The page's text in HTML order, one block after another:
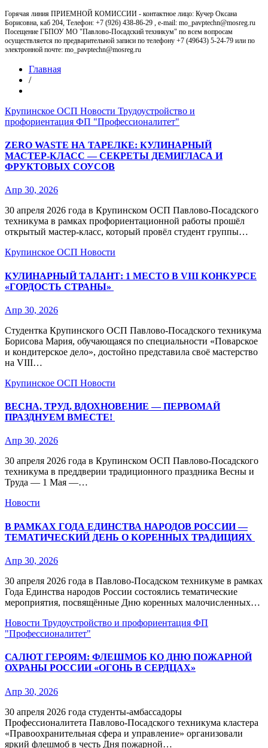
Горячая линия ПРИЕМНОЙ КОМИССИИ - контактное лицо: Кучер Оксана
Борисовна, каб 204, Телефон: +7 (926) 438-86-29 , e-mail: mo_pavptechn@mosreg.ru
Посещение ГБПОУ МО "Павлово-Посадский техникум" по всем вопросам
осуществляется по предварительной записи по телефону +7 (49643) 5-24-79 или по
электронной почте: mo_pavptechn@mosreg.ru
Главная
/
Крупинское ОСП Новости Трудоустройство и
профориентация ФП "Профессионалитет"
ZERO WASTE НА ТАРЕЛКЕ: КУЛИНАРНЫЙ
МАСТЕР‑КЛАСС — СЕКРЕТЫ ДЕМИГЛАСА И
ФРУКТОВЫХ СОУСОВ
Апр 30, 2026
30 апреля 2026 года в Крупинском ОСП Павлово‑Посадского
техникума в рамках профориентационной работы прошёл
открытый мастер‑класс, который провёл студент группы…
Крупинское ОСП Новости
КУЛИНАРНЫЙ ТАЛАНТ: 1 МЕСТО В VIII КОНКУРСЕ
«ГОРДОСТЬ СТРАНЫ»
Апр 30, 2026
Студентка Крупинского ОСП Павлово‑Посадского техникума
Борисова Мария, обучающаяся по специальности «Поварское
и кондитерское дело», достойно представила своё мастерство
на VIII…
Крупинское ОСП Новости
ВЕСНА, ТРУД, ВДОХНОВЕНИЕ — ПЕРВОМАЙ
ПРАЗДНУЕМ ВМЕСТЕ!
Апр 30, 2026
30 апреля 2026 года в Крупинском ОСП Павлово‑Посадского
техникума в преддверии традиционного праздника Весны и
Труда — 1 Мая —…
Новости
В РАМКАХ ГОДА ЕДИНСТВА НАРОДОВ РОССИИ —
ТЕМАТИЧЕСКИЙ ДЕНЬ О КОРЕННЫХ ТРАДИЦИЯХ
Апр 30, 2026
30 апреля 2026 года в Павлово‑Посадском техникуме в рамках
Года Единства народов России состоялись тематические
мероприятия, посвящённые Дню коренных малочисленных…
Новости Трудоустройство и профориентация ФП
"Профессионалитет"
САЛЮТ ГЕРОЯМ: ФЛЕШМОБ КО ДНЮ ПОЖАРНОЙ
ОХРАНЫ РОССИИ «ОГОНЬ В СЕРДЦАХ»
Апр 30, 2026
30 апреля 2026 года студенты‑амбассадоры
Профессионалитета Павлово‑Посадского техникума кластера
«Правоохранительная сфера и управление» организовали
яркий флешмоб в честь Дня пожарной…